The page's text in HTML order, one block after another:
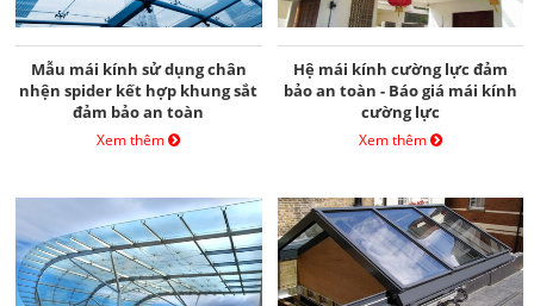
Mẫu mái kính sử dụng chân
nhện spider kết hợp khung sắt
đảm bảo an toàn
Xem thêm
Hệ mái kính cường lực đảm
bảo an toàn - Báo giá mái kính
cường lực
Xem thêm